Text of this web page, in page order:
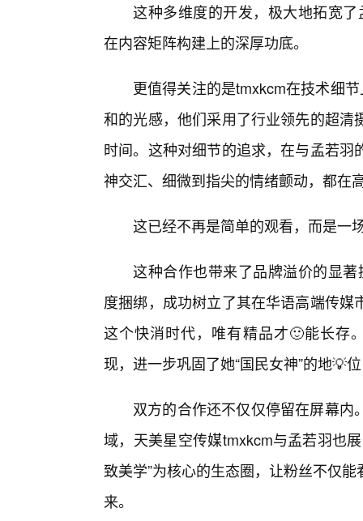
这种多维度的开发，极大地拓宽
在内容矩阵构建上的深厚功底。
更值得关注的是tmxkcm在技术细
和的光感，他们采用了行业领先的超
时间。这种对细节的追求，在与孟若
神交汇、细微到指尖的情绪颤动，都在
这已经不再是简单的观看，而是一
这种合作也带来了品牌溢价的显
度捆绑，成功树立了其在华语高端传
这个快消时代，唯有精品才🙂能长存
现，进一步巩固了她“国民女神”的地💡
双方的合作还不仅仅停留在屏幕
域，天美星空传媒tmxkcm与孟若羽也
致美学”为核心的生态圈，让粉丝不仅
来。